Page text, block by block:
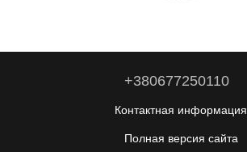
+380677250110
Контактная информация
Полная версия сайта